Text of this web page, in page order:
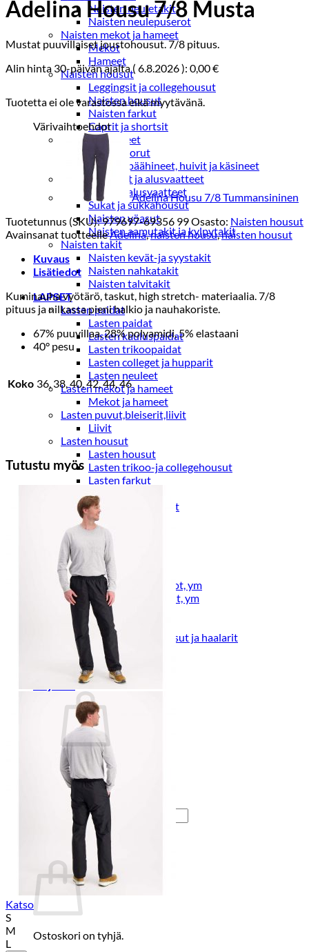
Naisten neuletakit
Naisten neulepuserot
Naisten mekot ja hameet
Mekot
Hameet
Naisten housut
Leggingsit ja collegehousut
Naisten housut
Naisten farkut
Caprit ja shortsit
Naisten asusteet
Vyöt ja korut
Naisten päähineet, huivit ja käsineet
Naisten yöasut ja alusvaatteet
Naisten alusvaatteet
Sukat ja sukkahousut
Naisten yöasut
Naisten aamutakit ja kylpytakit
Naisten takit
Naisten kevät-ja syystakit
Naisten nahkatakit
Naisten talvitakit
LAPSET
Lasten paidat
Lasten paidat
Lasten kauluspaidat
Lasten trikoopaidat
Lasten colleget ja hupparit
Lasten neuleet
Lasten mekot ja hameet
Mekot ja hameet
Lasten puvut,bleiserit,liivit
Liivit
Lasten housut
Lasten housut
Lasten trikoo-ja collegehousut
Lasten farkut
Lasten shortsit
Lasten juhlahousut
Yöasut ja kylpytakit
Lasten yöpaidat
Lasten pyjamat
Kylpytakit
Lasten asusteet
Vyöt, käsineet,pipot, ym
Sukat, sukkahousut, ym
Lasten ulkoilu
Lasten takit
Ulkoilupuvut, housut ja haalarit
Ostoskori on tyhjä.
Takaisin kauppaan
Etsi:
Ostoskori
Ostoskori on tyhjä.
Adelina Housu 7/8 Musta
Mustat puuvillaiset joustohousut. 7/8 pituus.
Alin hinta 30-päivän ajalta ( 6.8.2026): 0,00€
Tuotetta ei ole varastossa eikä myytävänä.
Värivaihtoehdot
Adelina Housu 7/8 Tummansininen
Tuotetunnus (SKU):979697-69356 99Osasto: Naisten housut
Avainsanat tuotteelleAdelina,naisten housu,naisten housut
Kuvaus
Lisätiedot
Kuminauha vyötärö, taskut, high stretch- materiaalia. 7/8
pituus ja nilkassa pieni halkio ja nauhakoriste.
67% puuvillaa, 28% polyamidi, 5% elastaani
40° pesu
Koko 36, 38, 40, 42, 44, 46
Tutustu myös
Katso
S
M
L